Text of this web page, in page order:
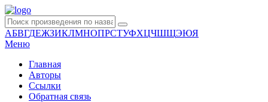
АБВГДЕЖЗИКЛМНОПРСТУФХЦЧШЩЭЮЯ
Меню
Главная
Авторы
Ссылки
Обратная связь